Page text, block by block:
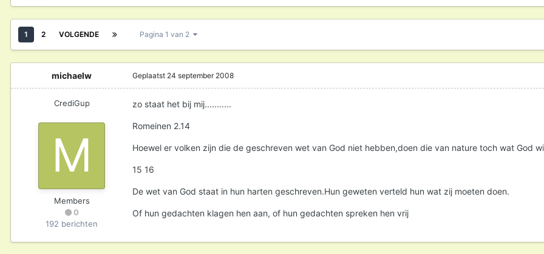
1 2 VOLGENDE Pagina 1 van 2
michaelw
CrediGup
Members
0
192 berichten
Geplaatst 24 september 2008
zo staat het bij mij...........
Romeinen 2.14
Hoewel er volken zijn die de geschreven wet van God niet hebben,doen die van nature toch wat God
15 16
De wet van God staat in hun harten geschreven.Hun geweten verteld hun wat zij moeten doen.
Of hun gedachten klagen hen aan, of hun gedachten spreken hen vrij